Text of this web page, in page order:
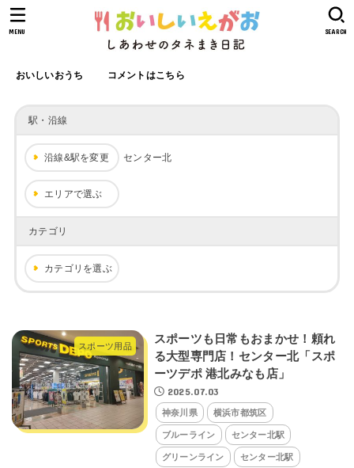
おいしいおうち コメントはこちら
SEARCH
MENU
駅・沿線
沿線&駅を変更 センター北
エリアで選ぶ
カテゴリ
カテゴリを選ぶ
スポーツ用品
スポーツも日常もおまかせ！頼れ
る大型専門店！センター北「スポ
ーツデポ 港北みなも店」
2025.07.03
神奈川県 横浜市都筑区
ブルーライン センター北駅
グリーンライン センター北駅